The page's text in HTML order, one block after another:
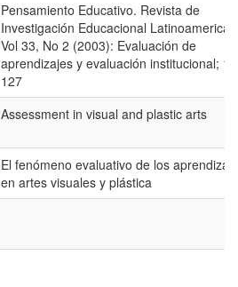
Pensamiento Educativo. Revista de
Investigación Educacional
Vol 33, No 2 (2003): Evaluación de
aprendizajes y evaluación institucional;
127
Assessment in visual and plastic arts
El fenómeno evaluativo de los
en artes visuales y plástica